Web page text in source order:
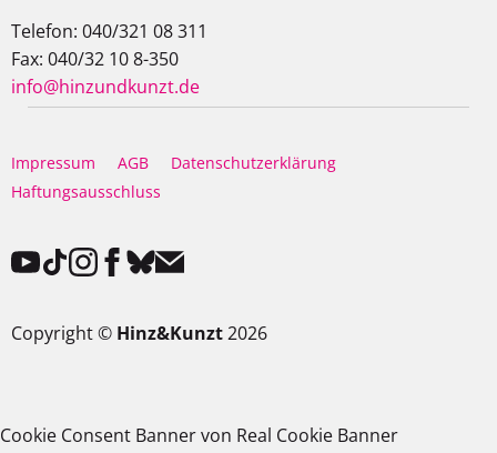
Telefon: 040/321 08 311
Fax: 040/32 10 8-350
info@hinzundkunzt.de
Impressum AGB
Datenschutzerklärung
Haftungsausschluss
Copyright © Hinz&Kunzt2026
Cookie Consent Banner von Real Cookie Banner